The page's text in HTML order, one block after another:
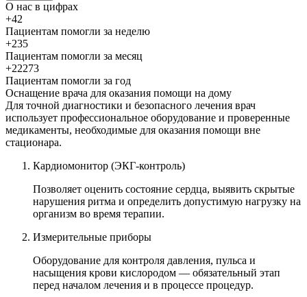
О нас в цифрах
+42
Пациентам помогли за неделю
+235
Пациентам помогли за месяц
+22273
Пациентам помогли за год
Оснащение врача для оказания помощи на дому
Для точной диагностики и безопасного лечения врач
использует профессиональное оборудование и проверенные
медикаменты, необходимые для оказания помощи вне
стационара.
Кардиомонитор (ЭКГ-контроль)
Позволяет оценить состояние сердца, выявить скрытые
нарушения ритма и определить допустимую нагрузку на
организм во время терапии.
Измерительные приборы
Оборудование для контроля давления, пульса и
насыщения крови кислородом — обязательный этап
перед началом лечения и в процессе процедур.